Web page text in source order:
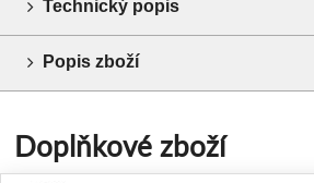
Technický popis
Popis zboží
Doplňkové zboží